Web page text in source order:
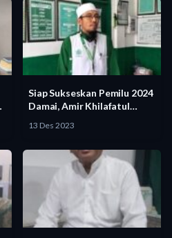
Siap Sukseskan Pemilu 2024
Damai, Amir Khilafatul
13 Des 2023